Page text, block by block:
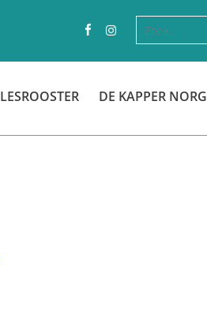
LESROOSTER DE KAPPER NORG